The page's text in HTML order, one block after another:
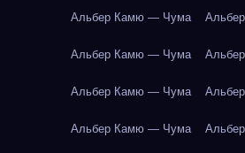
Альбер Камю — Чума
Альбер Камю — Чума
Альбер Камю — Чума
Альбер Камю — Чума